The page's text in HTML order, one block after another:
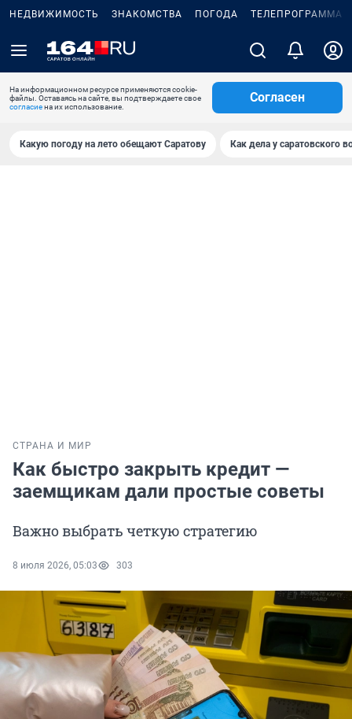
НЕДВИЖИМОСТЬ ЗНАКОМСТВА ПОГОДА ТЕЛЕПРОГРАММА
На информационном ресурсе применяются cookie-
файлы. Оставаясь на сайте, вы подтверждаете свое
согласиена их использование.
Согласен
Какую погоду на лето обещают Саратову Как дела у саратовского
СТРАНА И МИР
Как быстро закрыть кредит —
заемщикам дали простые советы
Важно выбрать четкую стратегию
8 июля 2026, 05:03 303